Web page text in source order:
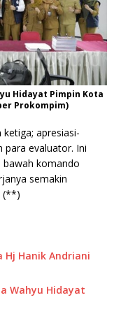
Hidayat Pimpin Kota
Prokompim)
apresiasi-
para evaluator. Ini
komando
semakin
(**)
Hj Hanik Andriani
Wahyu Hidayat